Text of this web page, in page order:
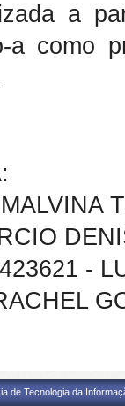
a
a como
-
de Tecnologia da